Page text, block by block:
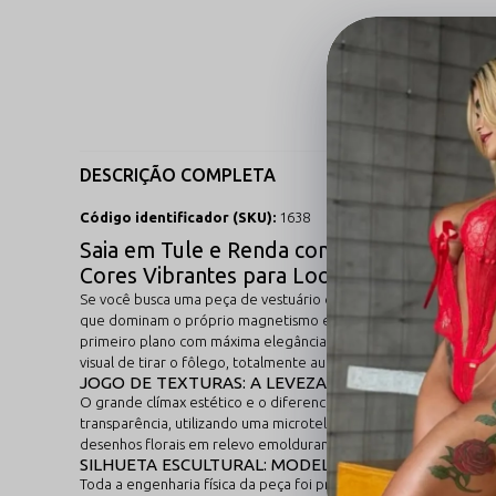
DESCRIÇÃO COMPLETA
Código identificador (SKU): 1638
Saia em Tule e Renda com
Cores Vibrantes para Looks de Festival e
Se você busca uma peça de vestuário que seja a definição
que dominam o próprio magnetismo e amam produções
primeiro plano com máxima elegância, permitindo brincar com
visual de tirar o fôlego, totalmente autêntico e inesquecível.
JOGO DE TEXTURAS: A LEVEZA DA MICRO-TELA E A
O grande clímax estético e o diferencial revolucionário desta
transparência, utilizando uma microtela elástica ultra-fina que
desenhos florais em relevo emolduram o corpo, criando uma
SILHUETA ESCULTURAL: MODELAGEM JUSTA E CÓS
Toda a engenharia física da peça foi projetada de forma